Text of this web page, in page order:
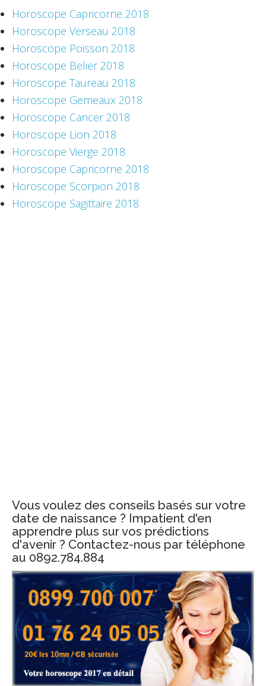
Horoscope Capricorne 2018
Horoscope Verseau 2018
Horoscope Poisson 2018
Horoscope Belier 2018
Horoscope Taureau 2018
Horoscope Gemeaux 2018
Horoscope Cancer 2018
Horoscope Lion 2018
Horoscope Vierge 2018
Horoscope Capricorne 2018
Horoscope Scorpion 2018
Horoscope Sagittaire 2018
Vous voulez des conseils basés sur votre
date de naissance ? Impatient d'en
apprendre plus sur vos prédictions
d'avenir ? Contactez-nous par téléphone
au 0892.784.884